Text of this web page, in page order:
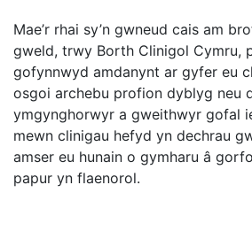
Mae’r rhai sy’n gwneud cais am
gweld, trwy Borth Clinigol Cymru,
gofynnwyd amdanynt ar gyfer eu
osgoi archebu profion dyblyg neu
ymgynghorwyr a gweithwyr gofal
mewn clinigau hefyd yn dechrau
amser eu hunain o gymharu â
papur yn flaenorol.